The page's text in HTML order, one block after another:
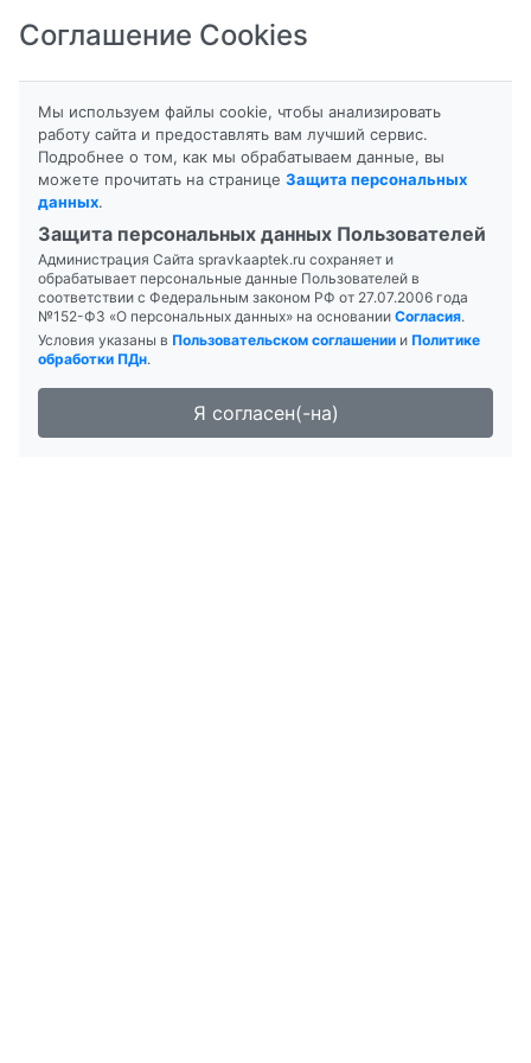
8-800-201-50-81 |8 (4712) 58-80-80
Соглашение Cookies
Мы используем файлы cookie, чтобы анализировать
работу сайта и предоставлять вам лучший сервис.
Подробнее о том, как мы обрабатываем данные, вы
можете прочитать на странице Защита персональных
данных.
Защита персональных данных Пользователей
Администрация Сайта spravkaaptek.ru сохраняет и
обрабатывает персональные данные Пользователей в
соответствии с Федеральным законом РФ от 27.07.2006 года
№152-ФЗ «О персональных данных» на основании Согласия.
Условия указаны в Пользовательском соглашении и Политике
обработки ПДн.
Я согласен(-на)
Главная
Поиск лекарств
Аптека "ДОКТОРСКАЯ №6"